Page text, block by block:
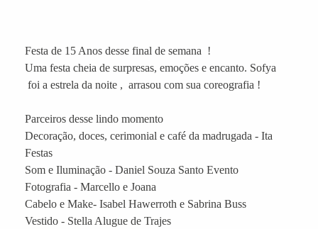
Festa de 15 Anos desse final de semana !
Uma festa cheia de surpresas, emoções e encanto. Sofya
foi a estrela da noite , arrasou com sua coreografia !
Parceiros desse lindo momento
Decoração, doces, cerimonial e café da madrugada - Ita
Festas
Som e Iluminação - Daniel Souza Santo Evento
Fotografia - Marcello e Joana
Cabelo e Make- Isabel Hawerroth e Sabrina Buss
Vestido - Stella Alugue de Trajes